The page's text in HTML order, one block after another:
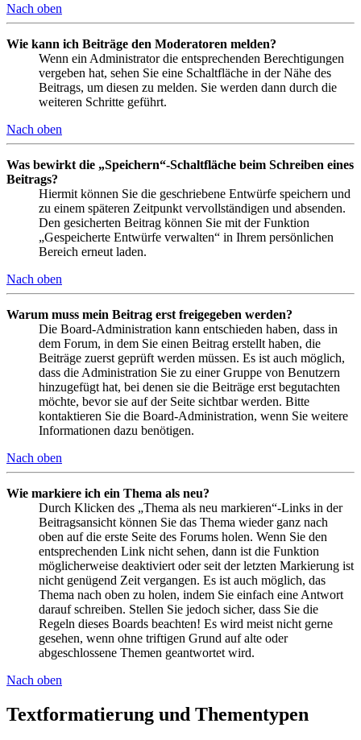
Nach oben
Wie kann ich Beiträge den Moderatoren melden?
Wenn ein Administrator die entsprechenden Berechtigungen
vergeben hat, sehen Sie eine Schaltfläche in der Nähe des
Beitrags, um diesen zu melden. Sie werden dann durch die
weiteren Schritte geführt.
Nach oben
Was bewirkt die „Speichern“-Schaltfläche beim Schreiben eines
Beitrags?
Hiermit können Sie die geschriebene Entwürfe speichern und
zu einem späteren Zeitpunkt vervollständigen und absenden.
Den gesicherten Beitrag können Sie mit der Funktion
„Gespeicherte Entwürfe verwalten“ in Ihrem persönlichen
Bereich erneut laden.
Nach oben
Warum muss mein Beitrag erst freigegeben werden?
Die Board-Administration kann entschieden haben, dass in
dem Forum, in dem Sie einen Beitrag erstellt haben, die
Beiträge zuerst geprüft werden müssen. Es ist auch möglich,
dass die Administration Sie zu einer Gruppe von Benutzern
hinzugefügt hat, bei denen sie die Beiträge erst begutachten
möchte, bevor sie auf der Seite sichtbar werden. Bitte
kontaktieren Sie die Board-Administration, wenn Sie weitere
Informationen dazu benötigen.
Nach oben
Wie markiere ich ein Thema als neu?
Durch Klicken des „Thema als neu markieren“-Links in der
Beitragsansicht können Sie das Thema wieder ganz nach
oben auf die erste Seite des Forums holen. Wenn Sie den
entsprechenden Link nicht sehen, dann ist die Funktion
möglicherweise deaktiviert oder seit der letzten Markierung ist
nicht genügend Zeit vergangen. Es ist auch möglich, das
Thema nach oben zu holen, indem Sie einfach eine Antwort
darauf schreiben. Stellen Sie jedoch sicher, dass Sie die
Regeln dieses Boards beachten! Es wird meist nicht gerne
gesehen, wenn ohne triftigen Grund auf alte oder
abgeschlossene Themen geantwortet wird.
Nach oben
Textformatierung und Thementypen